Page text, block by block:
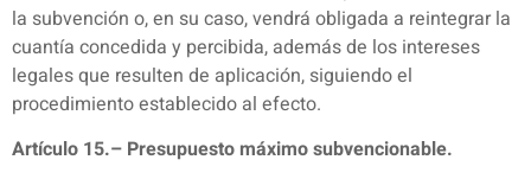
la subvención o, en su caso, vendrá obligada a reintegrar la
cuantía concedida y percibida, además de los intereses
legales que resulten de aplicación, siguiendo el
procedimiento establecido al efecto.
Artículo 15.– Presupuesto máximo subvencionable.